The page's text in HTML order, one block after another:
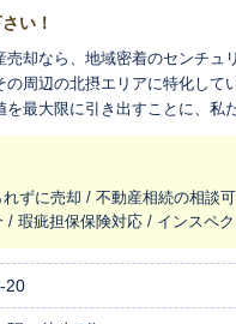
い！
却なら、地域密着のセンチュ
周辺の北摂エリアに特化して
最大限に引き出すことに、私
ならではの、きめ細やかなサ
績がございます。高槻市・三
ます。大切なご自宅を、本当
私たちの何よりの誇りです。
うサポートを徹底しています
元にいなければわからない生
ずに売却 / 不動産相続の相談
瑕疵担保保険対応 / インスペ
20